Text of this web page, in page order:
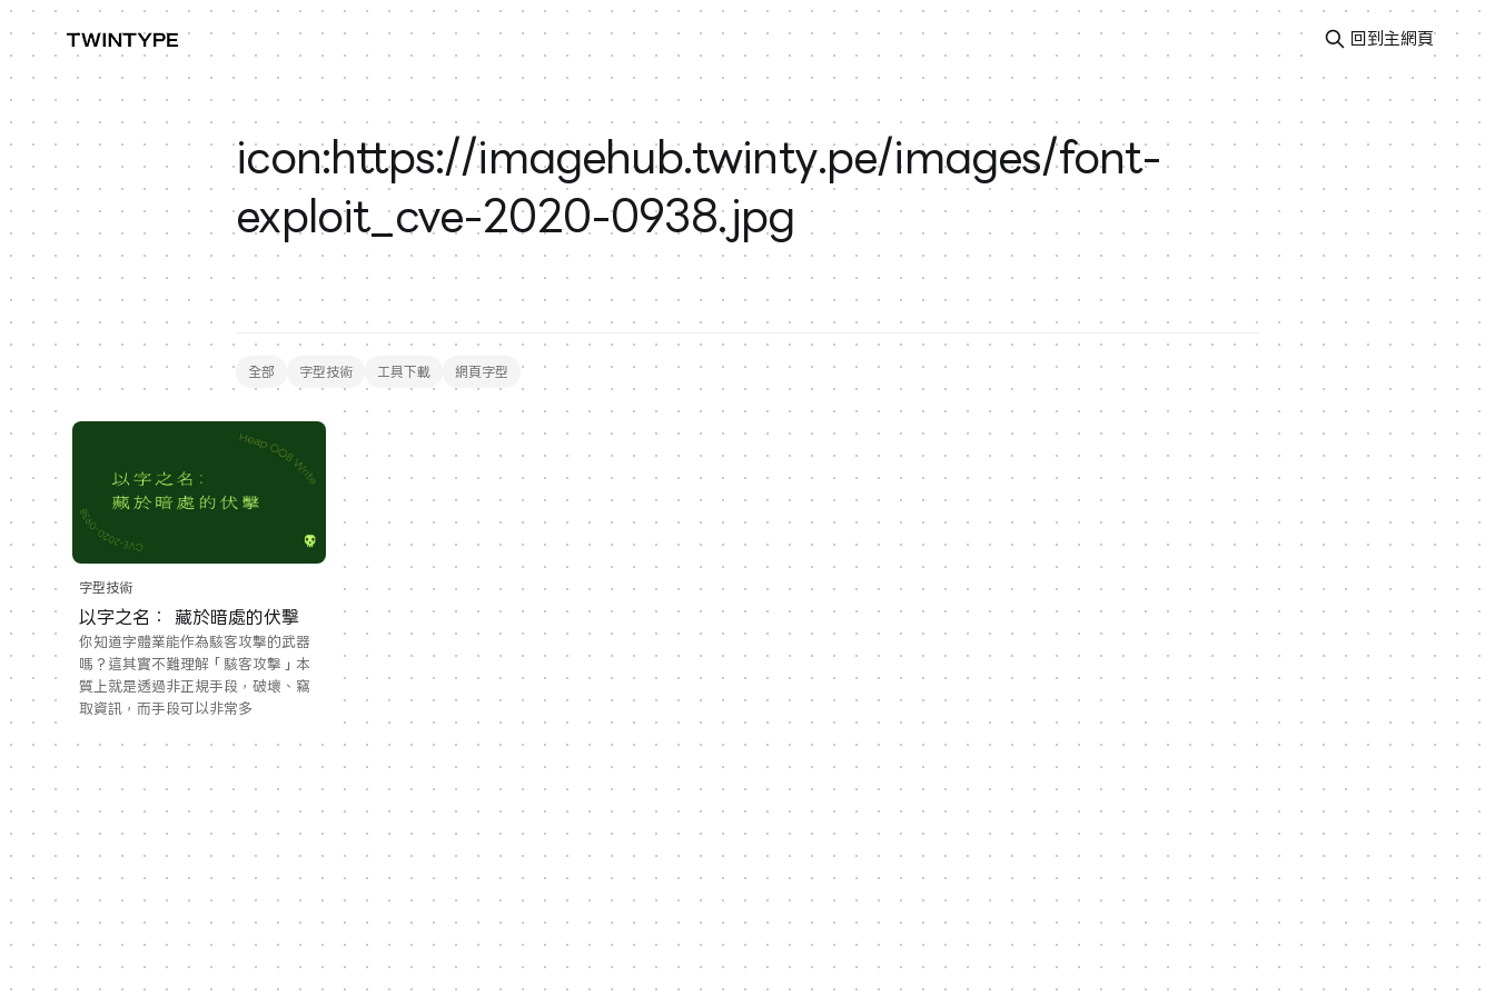
回到主網頁
icon:https://imagehub.twinty.pe/images/font-
exploit_cve-2020-0938.jpg
全部 字型技術 工具下載 網頁字型
字型技術
以字之名： 藏於暗處的伏擊
你知道字體業能作為駭客攻擊的武器
嗎？這其實不難理解「駭客攻擊」本
質上就是透過非正規手段，破壞、竊
取資訊，而手段可以非常多